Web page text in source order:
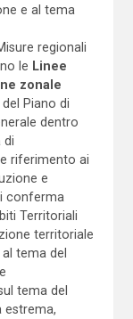
e al tema
regionali
le Linee
zonale
Piano di
dentro
di
riferimento ai
e
conferma
Territoriali
territoriale
tema del
tema del
estrema,